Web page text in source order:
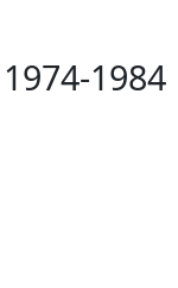
1984